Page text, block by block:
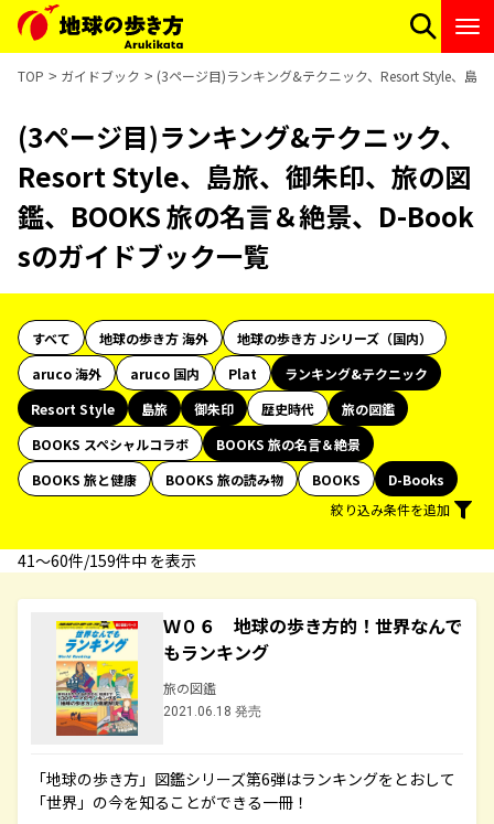
TOP ガイドブック (3ページ目)ランキング&テクニック、Resort Style、島
(3ページ目)ランキング&テクニック、
Resort Style、島旅、御朱印、旅の図
鑑、BOOKS 旅の名言＆絶景、D-Book
sのガイドブック一覧
すべて 地球の歩き方 海外
地球の歩き方 Jシリーズ（国内）
aruco 海外
aruco 国内 Plat
ランキング&テクニック
Resort Style
島旅 御朱印 歴史時代
旅の図鑑
BOOKS スペシャルコラボ
BOOKS 旅の名言＆絶景
BOOKS 旅と健康
BOOKS 旅の読み物 BOOKS
D-Books
絞り込み条件を追加
41〜60件/159件中 を表示
Ｗ０６ 地球の歩き方的！世界なんで
もランキング
旅の図鑑
2021.06.18 発売
「地球の歩き方」図鑑シリーズ第6弾はランキングをとおして
「世界」の今を知ることができる一冊！